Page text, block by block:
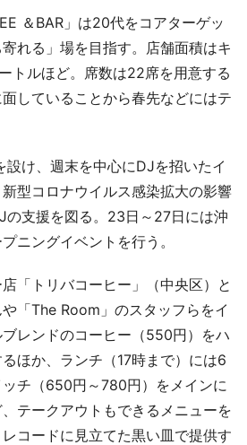
＆BAR」は20代をコアターゲッ
れる」場を目指す。店舗面積はキ
トルほど。席数は22席を用意する
していることから春先などにはテ
け、週末を中心にDJを招いたイ
型コロナウイルス感染拡大の影響
の支援を図る。23日～27日には沖
ニングイベントを行う。
「トリバコーヒー」（中央区）と
「The Room」のスタッフらをイ
レンドのコーヒー（550円）をハ
ほか、ランチ（17時まで）には6
チ（650円～780円）をメインに
テークアウトもできるメニューを
コードに見立てた黒い皿で提供す